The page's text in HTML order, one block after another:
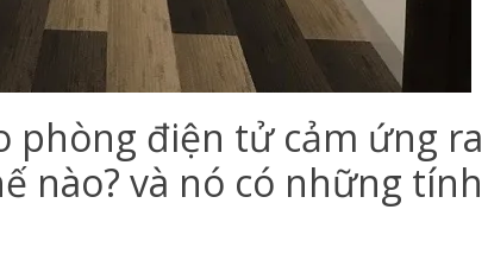
phòng điện tử cảm ứng ra
nào? và nó có những tính